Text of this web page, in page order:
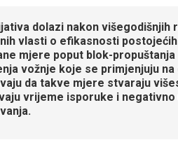
dolazi nakon
vlasti o efikasnosti
mjere poput blok-
vožnje koje se primjenjuju
da takve mjere stvaraju
vrijeme isporuke i